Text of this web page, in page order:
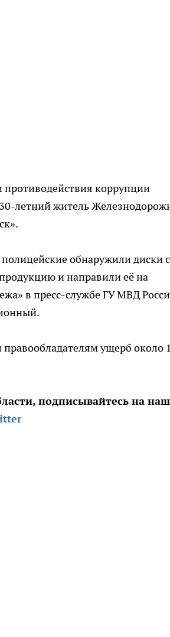
противодействия коррупции
летний житель
обнаружили диски с
и направили её на
в пресс-службе ГУ МВД
ущерб около
подписывайтесь на